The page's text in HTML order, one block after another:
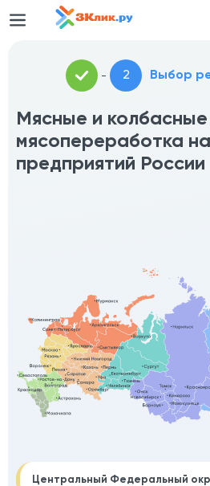
Выбор
Мясные и колбасные
мясопереработка
предприятий России
Центральный Федеральный